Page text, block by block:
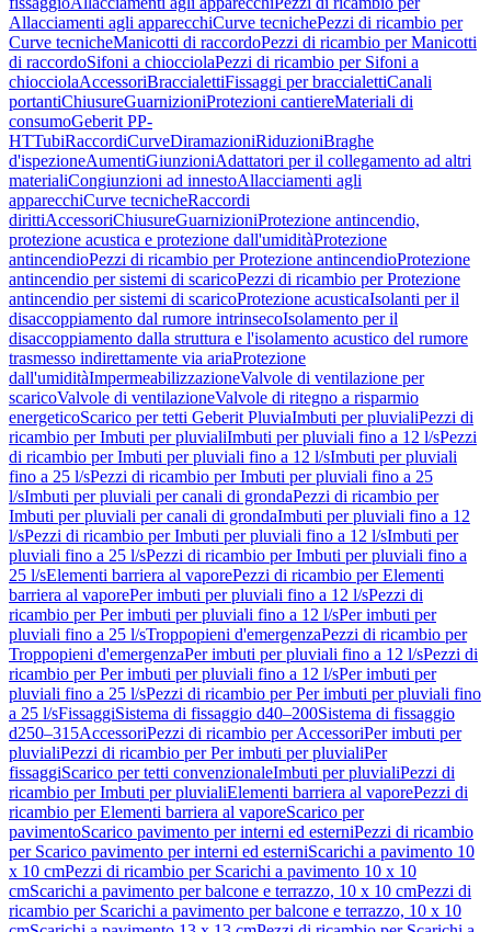
Allacciamenti agli apparecchiCurve tecnichePezzi di ricambio per
Curve tecnicheManicotti di raccordoPezzi di ricambio per Manicotti
di raccordoSifoni a chiocciolaPezzi di ricambio per Sifoni a
chiocciolaAccessoriBraccialettiFissaggi per braccialettiCanali
portantiChiusureGuarnizioniProtezioni cantiereMateriali di
consumoGeberit PP-
HTTubiRaccordiCurveDiramazioniRiduzioniBraghe
d'ispezioneAumentiGiunzioniAdattatori per il collegamento ad altri
materialiCongiunzioni ad innestoAllacciamenti agli
apparecchiCurve tecnicheRaccordi
dirittiAccessoriChiusureGuarnizioniProtezione antincendio,
protezione acustica e protezione dall'umiditàProtezione
antincendioPezzi di ricambio per Protezione antincendioProtezione
antincendio per sistemi di scaricoPezzi di ricambio per Protezione
antincendio per sistemi di scaricoProtezione acusticaIsolanti per il
disaccoppiamento dal rumore intrinsecoIsolamento per il
disaccoppiamento dalla struttura e l'isolamento acustico del rumore
trasmesso indirettamente via ariaProtezione
dall'umiditàImpermeabilizzazioneValvole di ventilazione per
scaricoValvole di ventilazioneValvole di ritegno a risparmio
energeticoScarico per tetti Geberit PluviaImbuti per pluvialiPezzi di
ricambio per Imbuti per pluvialiImbuti per pluviali fino a 12 l/sPezzi
di ricambio per Imbuti per pluviali fino a 12 l/sImbuti per pluviali
fino a 25 l/sPezzi di ricambio per Imbuti per pluviali fino a 25
l/sImbuti per pluviali per canali di grondaPezzi di ricambio per
Imbuti per pluviali per canali di grondaImbuti per pluviali fino a 12
l/sPezzi di ricambio per Imbuti per pluviali fino a 12 l/sImbuti per
pluviali fino a 25 l/sPezzi di ricambio per Imbuti per pluviali fino a
25 l/sElementi barriera al vaporePezzi di ricambio per Elementi
barriera al vaporePer imbuti per pluviali fino a 12 l/sPezzi di
ricambio per Per imbuti per pluviali fino a 12 l/sPer imbuti per
pluviali fino a 25 l/sTroppopieni d'emergenzaPezzi di ricambio per
Troppopieni d'emergenzaPer imbuti per pluviali fino a 12 l/sPezzi di
ricambio per Per imbuti per pluviali fino a 12 l/sPer imbuti per
pluviali fino a 25 l/sPezzi di ricambio per Per imbuti per pluviali fino
a 25 l/sFissaggiSistema di fissaggio d40–200Sistema di fissaggio
d250–315AccessoriPezzi di ricambio per AccessoriPer imbuti per
pluvialiPezzi di ricambio per Per imbuti per pluvialiPer
fissaggiScarico per tetti convenzionaleImbuti per pluvialiPezzi di
ricambio per Imbuti per pluvialiElementi barriera al vaporePezzi di
ricambio per Elementi barriera al vaporeScarico per
pavimentoScarico pavimento per interni ed esterniPezzi di ricambio
per Scarico pavimento per interni ed esterniScarichi a pavimento 10
x 10 cmPezzi di ricambio per Scarichi a pavimento 10 x 10
cmScarichi a pavimento per balcone e terrazzo, 10 x 10 cmPezzi di
ricambio per Scarichi a pavimento per balcone e terrazzo, 10 x 10